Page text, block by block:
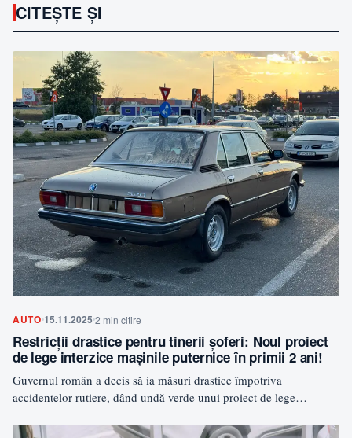
CITEȘTE ȘI
AUTO 15.11.2025 2 min citire
Restricții drastice pentru tinerii șoferi: Noul proiect
de lege interzice mașinile puternice în primii 2 ani!
Guvernul român a decis să ia măsuri drastice împotriva
accidentelor rutiere, dând undă verde unui proiect de lege…